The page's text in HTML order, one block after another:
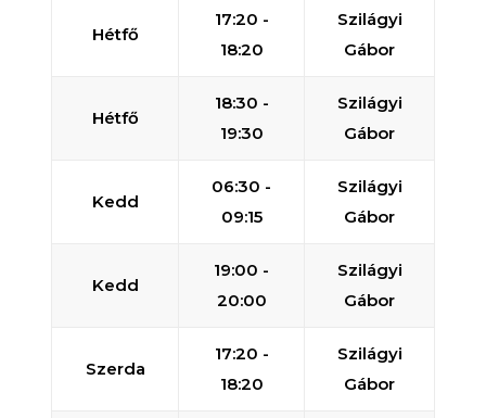
Hétfő
17:20 -
18:20
Szilágyi
Gábor
Hétfő
18:30 -
19:30
Szilágyi
Gábor
Kedd
06:30 -
09:15
Szilágyi
Gábor
Kedd
19:00 -
20:00
Szilágyi
Gábor
Szerda
17:20 -
18:20
Szilágyi
Gábor